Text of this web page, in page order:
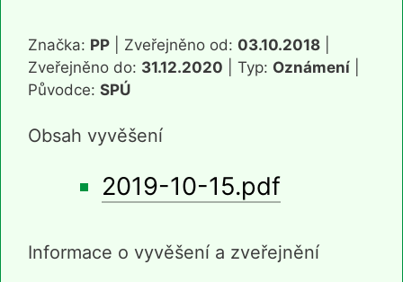
Značka: PP | Zveřejněno od: 03.10.2018
Zveřejněno do: 31.12.2020 | Typ: Oznámení
Původce: SPÚ
Obsah vyvěšení
2019-10-15.pdf
Informace o vyvěšení a zveřejnění